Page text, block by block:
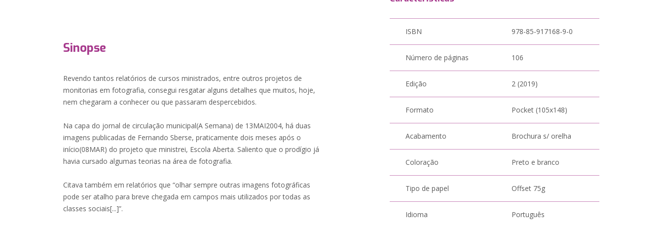
Sinopse
Revendo tantos relatórios de cursos ministrados, entre outros projetos de
monitorias em fotografia, consegui resgatar alguns detalhes que muitos, hoje,
nem chegaram a conhecer ou que passaram despercebidos.
Na capa do jornal de circulação municipal(A Semana) de 13MAI2004, há duas
imagens publicadas de Fernando Sberse, praticamente dois meses após o
início(08MAR) do projeto que ministrei, Escola Aberta. Saliento que o prodígio já
havia cursado algumas teorias na área de fotografia.
Citava também em relatórios que “olhar sempre outras imagens fotográficas
pode ser atalho para breve chegada em campos mais utilizados por todas as
classes sociais[...]”.
ISBN 978-85-917168-9-0
Número de páginas 106
Edição 2 (2019)
Formato Pocket (105x148)
Acabamento Brochura s/ orelha
Coloração Preto e branco
Tipo de papel Offset 75g
Idioma Português